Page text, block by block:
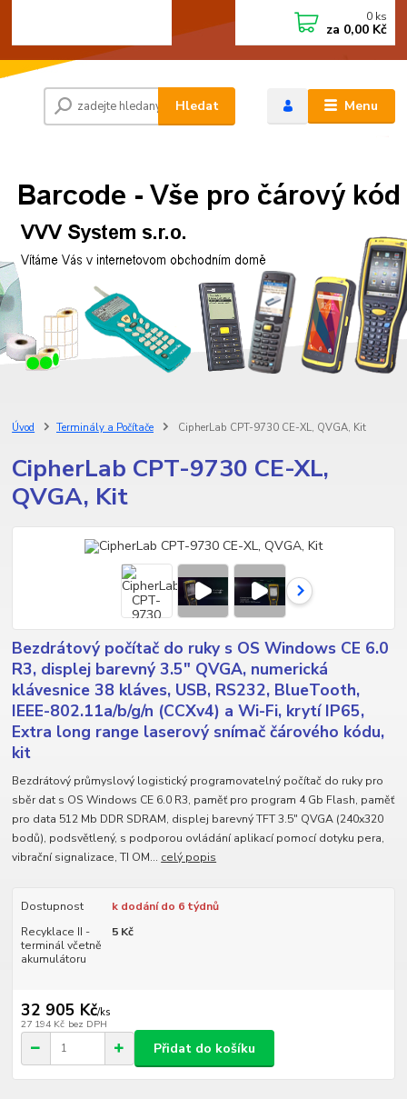
Menu
Hledat
0 ks
za 0,00 Kč
Úvod Terminály a Počítače CipherLab CPT-9730 CE-XL, QVGA, Kit
CipherLab CPT-9730 CE-XL,
QVGA, Kit
Bezdrátový počítač do ruky s OS Windows CE 6.0
R3, displej barevný 3.5" QVGA, numerická
klávesnice 38 kláves, USB, RS232, BlueTooth,
IEEE-802.11a/b/g/n (CCXv4) a Wi-Fi, krytí IP65,
Extra long range laserový snímač čárového kódu,
kit
Bezdrátový průmyslový logistický programovatelný počítač do ruky pro
sběr dat s OS Windows CE 6.0 R3, paměť pro program 4 Gb Flash, paměť
pro data 512 Mb DDR SDRAM, displej barevný TFT 3.5" QVGA (240x320
bodů), podsvětlený, s podporou ovládání aplikací pomocí dotyku pera,
vibrační signalizace, TI OM... celý popis
Dostupnost
k dodání do 6 týdnů
Recyklace II -
terminál včetně
akumulátoru
5 Kč
32 905 Kč/ks
27 194 Kč bez DPH
Přidat do košíku